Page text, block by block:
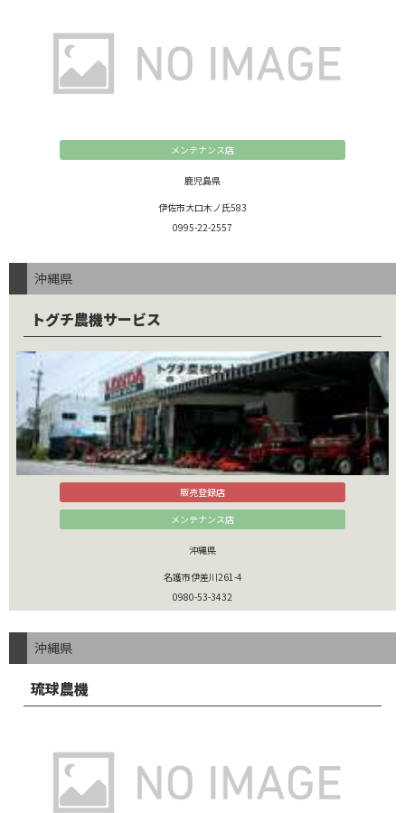
メンテナンス店
鹿児島県
伊佐市大口木ノ氏583
0995-22-2557
沖縄県
トグチ農機サービス
販売登録店
メンテナンス店
沖縄県
名護市伊差川261-4
0980-53-3432
沖縄県
琉球農機